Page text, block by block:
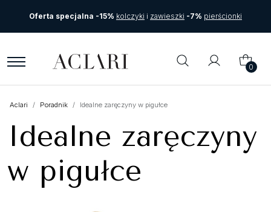
Oferta specjalna -15% kolczyki i zawieszki -7% pierścionki
0
Aclari Poradnik Idealne zaręczyny w pigułce
Idealne zaręczyny
w pigułce